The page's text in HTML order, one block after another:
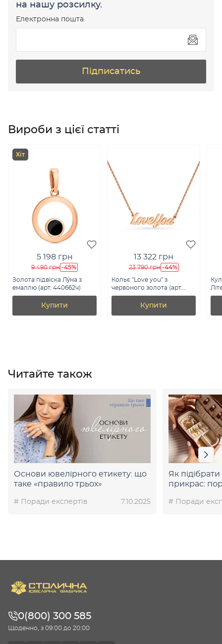
на нашу розсилку.
Електронна пошта
Підписатись
Вироби з цієї статті
Хіт
5 198 грн
9 490 грн -45%
Золота підвіска Лýна з
емаллю (арт. 440662ч)
Купити
13 322 грн
23 790 грн -44%
Кольє "Love you" з
червоного золота (арт.
360117)
Купити
Читайте також
Основи ювелірного етикету: що
таке «правило трьох»
# Поради експертів 7.10.2025
Як
прикрас:
# Поради
0(800) 300 585
Щоденно, з 09:00 до 20:00